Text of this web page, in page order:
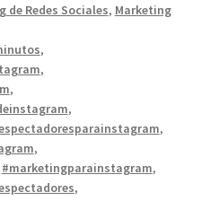
de Redes Sociales, Marketing
,
,
,
,
,
,
#marketingparainstagram,
,